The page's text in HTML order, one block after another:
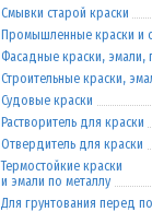
Смывки старой краски
Промышленные краски и
Фасадные краски, эмали,
Строительные краски,
Судовые краски
Растворитель для краски
Отвердитель для краски
Термостойкие краски
и эмали по металлу
Для грунтования перед